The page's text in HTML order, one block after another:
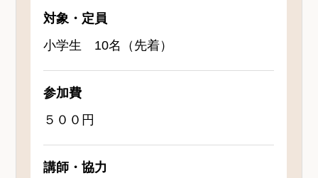
対象・定員
小学生 10名（先着）
参加費
５００円
講師・協力